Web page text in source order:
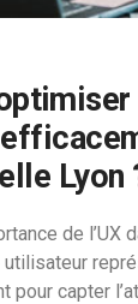
Lyon
de l’UX
pour capter